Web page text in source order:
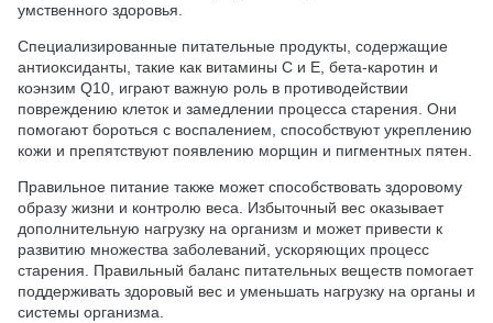
умственного здоровья.
Специализированные питательные продукты, содержащие
антиоксиданты, такие как витамины С и Е, бета-каротин и
коэнзим Q10, играют важную роль в противодействии
повреждению клеток и замедлении процесса старения. Они
помогают бороться с воспалением, способствуют укреплению
кожи и препятствуют появлению морщин и пигментных пятен.
Правильное питание также может способствовать здоровому
образу жизни и контролю веса. Избыточный вес оказывает
дополнительную нагрузку на организм и может привести к
развитию множества заболеваний, ускоряющих процесс
старения. Правильный баланс питательных веществ помогает
поддерживать здоровый вес и уменьшать нагрузку на органы и
системы организма.